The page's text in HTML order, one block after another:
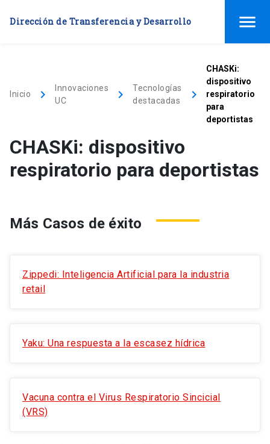
Dirección de Transferencia y Desarrollo menu
Inicio keyboard_arrow_right
Innovaciones
UC
keyboard_arrow_right
Tecnologías
destacadas
keyboard_arrow_right
CHASKi:
dispositivo
respiratorio
para
deportistas
CHASKi: dispositivo
respiratorio para deportistas
Más Casos de éxito
Zippedi: Inteligencia Artificial para la industria
retail
Yaku: Una respuesta a la escasez hídrica
Vacuna contra el Virus Respiratorio Sincicial
(VRS)